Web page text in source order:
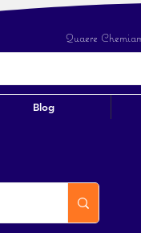
Quaere
Blog